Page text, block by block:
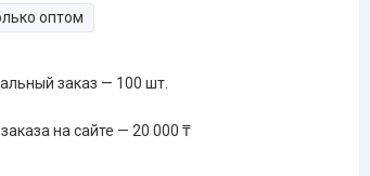
оптом
заказ — 100 шт.
на сайте — 20 000 ₸